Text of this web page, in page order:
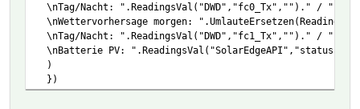
\nTag/Nacht: ".ReadingsVal("DWD","fc0_Tx","")." /
\nWettervorhersage morgen:
\nTag/Nacht: ".ReadingsVal("DWD","fc1_Tx","")." /
\nBatterie PV: ".ReadingsVal("SolarEdgeAPI","status-
)
})